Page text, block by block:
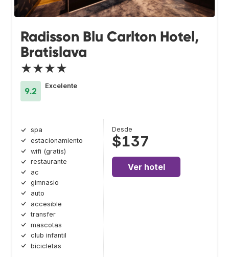
Radisson Blu Carlton Hotel,
Bratislava
★★★★
9.2
Excelente
spa
estacionamiento
wifi (gratis)
restaurante
ac
gimnasio
auto
accesible
transfer
mascotas
club infantil
bicicletas
Desde
$137
Ver hotel